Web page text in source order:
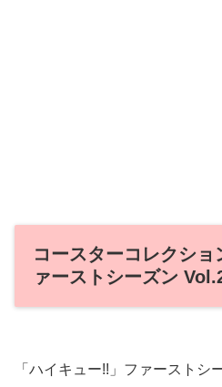
コースターコレクシ
ァーストシーズン
「ハイキュー!!」ファーストシ